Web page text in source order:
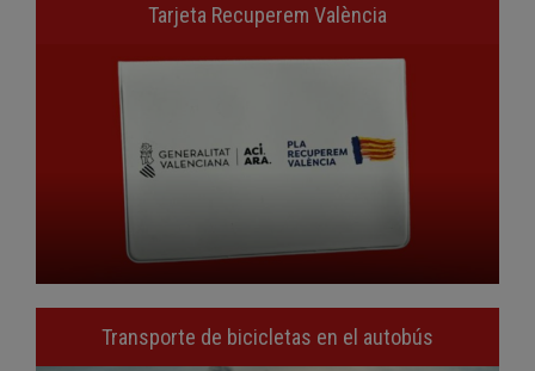
Tarjeta Recuperem València
Transporte de bicicletas en el autobús